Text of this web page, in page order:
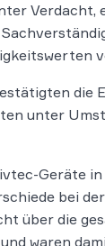
die
unter
Geräte
bei
über die
waren